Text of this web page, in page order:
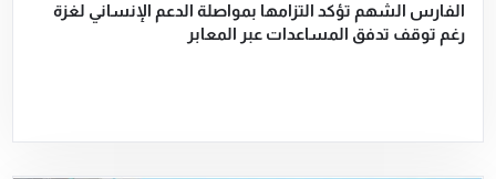
الفارس الشهم تؤكد التزامها بمواصلة الدعم الإنساني لغزة
رغم توقف تدفق المساعدات عبر المعابر